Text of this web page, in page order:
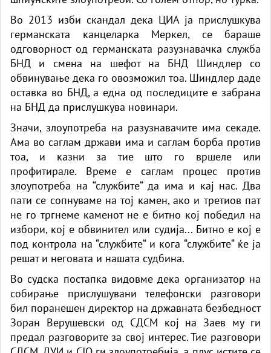
Во 2013 изби скандал дека ЦИА ја прислушкува
германската канцеларка Меркел, се бараше
одговорност од германската разузнавачка служба
БНД и смена на шефот на БНД Шиндлер со
обвинување дека го овозможил тоа. Шиндлер даде
оставка во БНД, а една од последиците е забрана
на БНД да прислушкува новинари.
Значи, злоупотреба на разузнавачите има секаде.
Ама во саглам држави има и саглам борба против
тоа, и казни за тие што го вршеле или
профитирале. Време е саглам процес против
злоупотреба на “службите“ да има и кај нас. Два
пати се сопнуваме на тој камен, ако и третиов пат
не го тргнеме каменот не е битно кој победил на
избори, кој е обвинител или судија... Битно е кој е
под контрола на “службите“ и кога “службите“ ќе ја
решат и неговата и нашата судбина.
Во судска постапка видовме дека организатор на
собирање прислушувани телефонски разговори
бил поранешен директор на државната безбедност
Зоран Верушевски од СДСМ кој на Заев му ги
предал разговорите за свој интерес. Тие разговори